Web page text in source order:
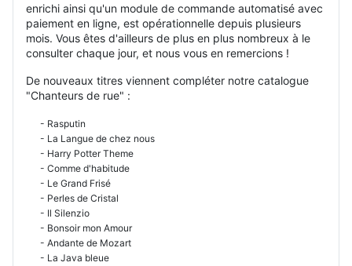
enrichi ainsi qu'un module de commande automatisé avec
paiement en ligne, est opérationnelle depuis plusieurs
mois. Vous êtes d'ailleurs de plus en plus nombreux à le
consulter chaque jour, et nous vous en remercions !
De nouveaux titres viennent compléter notre catalogue
"Chanteurs de rue" :
- Rasputin
- La Langue de chez nous
- Harry Potter Theme
- Comme d'habitude
- Le Grand Frisé
- Perles de Cristal
- Il Silenzio
- Bonsoir mon Amour
- Andante de Mozart
- La Java bleue